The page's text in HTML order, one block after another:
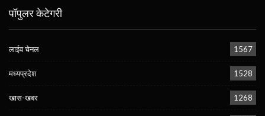
पॉपुलर केटेगरी
लाईव चेनल 1567
मध्यप्रदेश 1528
खास-खबर 1268